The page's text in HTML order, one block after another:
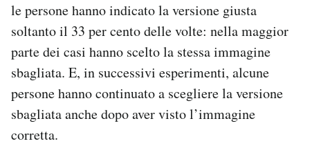
le persone hanno indicato la versione giusta
soltanto il 33 per cento delle volte: nella maggior
parte dei casi hanno scelto la stessa immagine
sbagliata. E, in successivi esperimenti, alcune
persone hanno continuato a scegliere la versione
sbagliata anche dopo aver visto l’immagine
corretta.